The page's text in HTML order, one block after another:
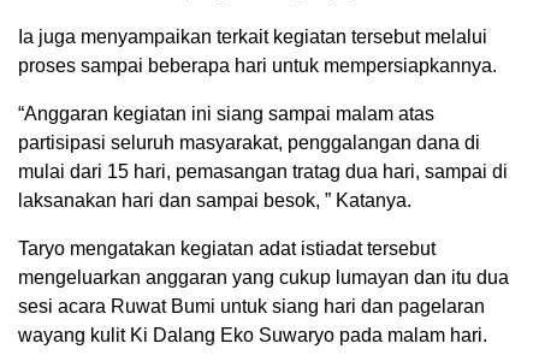
Ia juga menyampaikan terkait kegiatan tersebut melalui
proses sampai beberapa hari untuk mempersiapkannya.
“Anggaran kegiatan ini siang sampai malam atas
partisipasi seluruh masyarakat, penggalangan dana di
mulai dari 15 hari, pemasangan tratag dua hari, sampai di
laksanakan hari dan sampai besok, ” Katanya.
Taryo mengatakan kegiatan adat istiadat tersebut
mengeluarkan anggaran yang cukup lumayan dan itu dua
sesi acara Ruwat Bumi untuk siang hari dan pagelaran
wayang kulit Ki Dalang Eko Suwaryo pada malam hari.